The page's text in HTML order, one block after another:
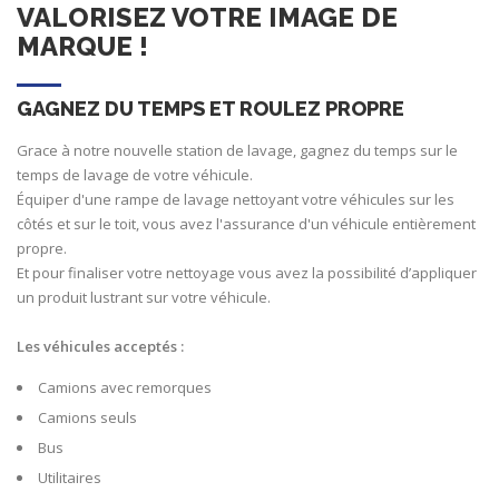
VALORISEZ VOTRE IMAGE DE
MARQUE !
GAGNEZ DU TEMPS ET ROULEZ PROPRE
Grace à notre nouvelle station de lavage, gagnez du temps sur le
temps de lavage de votre véhicule.
Équiper d'une rampe de lavage nettoyant votre véhicules sur les
côtés et sur le toit, vous avez l'assurance d'un véhicule entièrement
propre.
Et pour finaliser votre nettoyage vous avez la possibilité d’appliquer
un produit lustrant sur votre véhicule.
Les véhicules acceptés :
Camions avec remorques
Camions seuls
Bus
Utilitaires